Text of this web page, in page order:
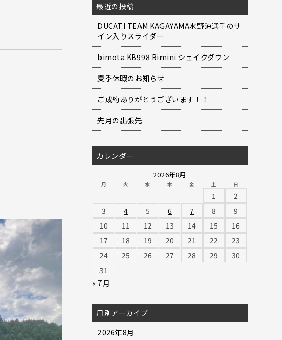
最近の投稿
DUCATI TEAM KAGAYAMA水野涼選手のサ
イン入りスライダー
bimota KB998 Rimini シェイクダウン
夏季休暇のお知らせ
ご成約ありがとうございます！！
先月の出張先
カレンダー
2026年8月
月 火 水 木 金 土 日
1
2
3
4 5 6 7 8
9
10
11 12 13 14 15
16
17
18 19 20 21 22
23
24
25 26 27 28 29
30
31
« 7月
月別アーカイブ
2026年8月